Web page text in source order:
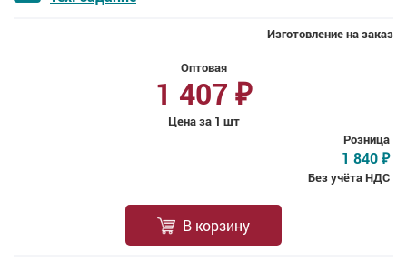
Изготовление на заказ
Оптовая
1 407 ₽
Цена за 1 шт
Розница
1 840 ₽
Без учёта НДС
В корзину